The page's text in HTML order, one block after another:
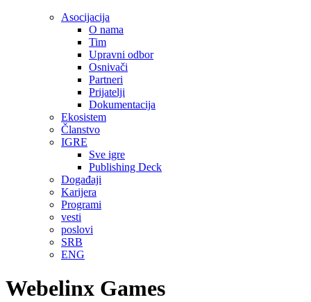
Asocijacija
O nama
Tim
Upravni odbor
Osnivači
Partneri
Prijatelji
Dokumentacija
Ekosistem
Članstvo
IGRE
Sve igre
Publishing Deck
Događaji
Karijera
Programi
vesti
poslovi
SRB
ENG
Webelinx Games